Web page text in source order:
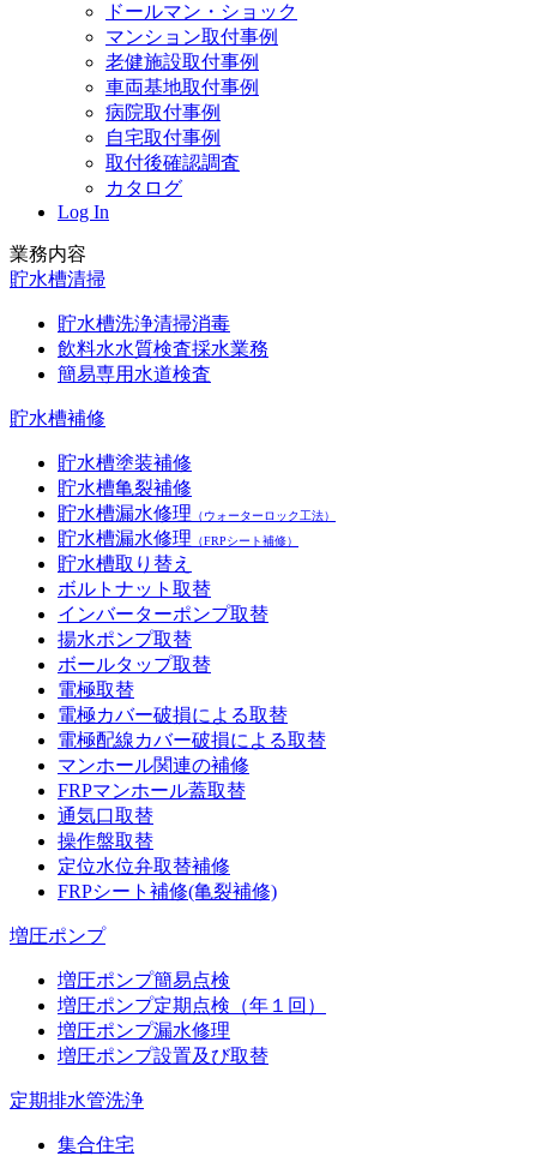
ドールマン・ショック
マンション取付事例
老健施設取付事例
車両基地取付事例
病院取付事例
自宅取付事例
取付後確認調査
カタログ
Log In
業務内容
貯水槽清掃
貯水槽洗浄清掃消毒
飲料水水質検査採水業務
簡易専用水道検査
貯水槽補修
貯水槽塗装補修
貯水槽亀裂補修
貯水槽漏水修理 （ウォーターロック工法）
貯水槽漏水修理 （FRPシート補修）
貯水槽取り替え
ボルトナット取替
インバーターポンプ取替
揚水ポンプ取替
ボールタップ取替
電極取替
電極カバー破損による取替
電極配線カバー破損による取替
マンホール関連の補修
FRPマンホール蓋取替
通気口取替
操作盤取替
定位水位弁取替補修
FRPシート補修(亀裂補修)
増圧ポンプ
増圧ポンプ簡易点検
増圧ポンプ定期点検（年１回）
増圧ポンプ漏水修理
増圧ポンプ設置及び取替
定期排水管洗浄
集合住宅